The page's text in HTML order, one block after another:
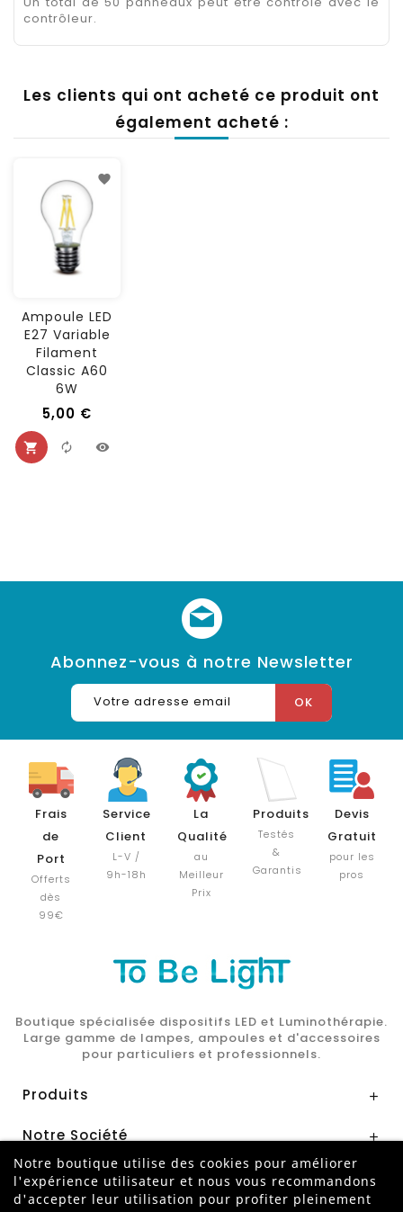
contrôleur.
Les clients qui ont acheté ce produit ont
également acheté :
Ampoule LED
E27 Variable
Filament
Classic A60
6W
5,00 €
Abonnez-vous à notre Newsletter
Frais
de
Port
Offerts
dès
99€
Service
Client
L-V /
9h-18h
La
Qualité
au
Meilleur
Prix
Produits
Testés
&
Garantis
Devis
Gratuit
pour les
pros
Boutique spécialisée dispositifs LED et Luminothérapie.
Large gamme de lampes, ampoules et d'accessoires
pour particuliers et professionnels.
Produits 
Notre Société 
Mon Compte 
Notre boutique utilise des cookies pour améliorer
l'expérience utilisateur et nous vous recommandons
d'accepter leur utilisation pour profiter pleinement